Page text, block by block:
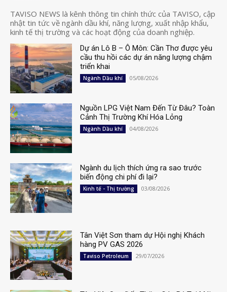
TAVISO NEWS là kênh thông tin chính thức của TAVISO, cập
nhật tin tức về ngành dầu khí, năng lượng, xuất nhập khẩu,
kinh tế thị trường và các hoạt động của doanh nghiệp.
Dự án Lô B – Ô Môn: Cần Thơ được yêu
cầu thu hồi các dự án năng lượng chậm
triển khai
Ngành Dầu khí 05/08/2026
Nguồn LPG Việt Nam Đến Từ Đâu? Toàn
Cảnh Thị Trường Khí Hóa Lỏng
Ngành Dầu khí 04/08/2026
Ngành du lịch thích ứng ra sao trước
biến động chi phí đi lại?
Kinh tế - Thị trường 03/08/2026
Tân Việt Sơn tham dự Hội nghị Khách
hàng PV GAS 2026
Taviso Petroleum 29/07/2026